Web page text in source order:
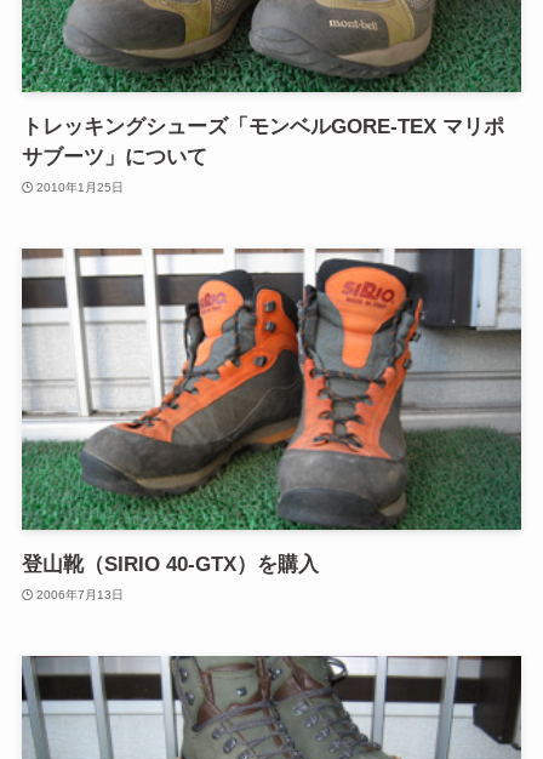
トレッキングシューズ「モンベルGORE-TEX マリポ
サブーツ」について
2010年1月25日
登山靴（SIRIO 40-GTX）を購入
2006年7月13日